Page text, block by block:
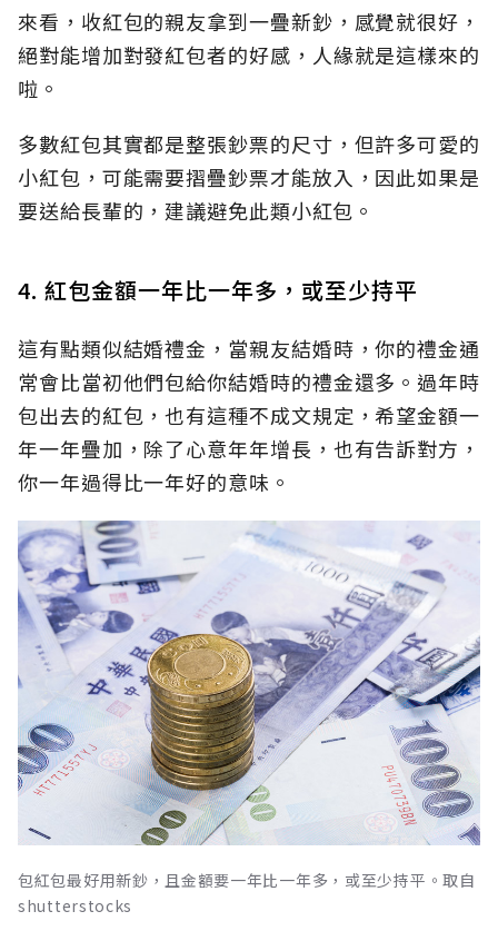
來看，收紅包的親友拿到一疊新鈔，感覺就很好，
絕對能增加對發紅包者的好感，人緣就是這樣來的
啦。
多數紅包其實都是整張鈔票的尺寸，但許多可愛的
小紅包，可能需要摺疊鈔票才能放入，因此如果是
要送給長輩的，建議避免此類小紅包。
4. 紅包金額一年比一年多，或至少持平
這有點類似結婚禮金，當親友結婚時，你的禮金通
常會比當初他們包給你結婚時的禮金還多。過年時
包出去的紅包，也有這種不成文規定，希望金額一
年一年疊加，除了心意年年增長，也有告訴對方，
你一年過得比一年好的意味。
包紅包最好用新鈔，且金額要一年比一年多，或至少持平。取自
shutterstocks